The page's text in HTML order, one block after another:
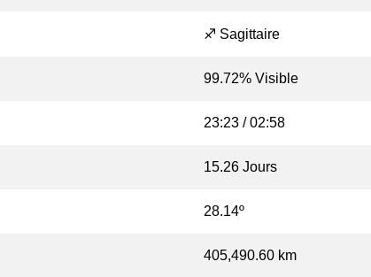
♐ Sagittaire
99.72% Visible
23:23 / 02:58
15.26 Jours
28.14º
405,490.60 km